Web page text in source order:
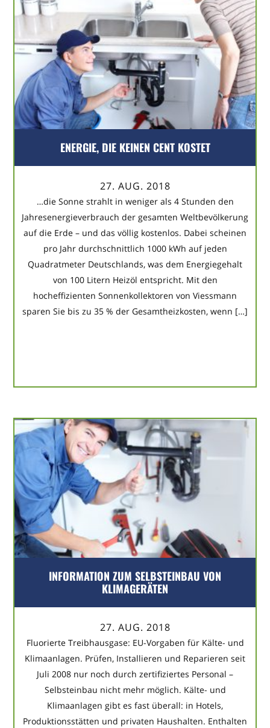
ENERGIE, DIE KEINEN CENT KOSTET
27. AUG. 2018
…die Sonne strahlt in weniger als 4 Stunden den
Jahresenergieverbrauch der gesamten Weltbevölkerung
auf die Erde – und das völlig kostenlos. Dabei scheinen
pro Jahr durchschnittlich 1000 kWh auf jeden
Quadratmeter Deutschlands, was dem Energiegehalt
von 100 Litern Heizöl entspricht. Mit den
hocheffizienten Sonnenkollektoren von Viessmann
sparen Sie bis zu 35 % der Gesamtheizkosten, wenn […]
INFORMATION ZUM SELBSTEINBAU VON
KLIMAGERÄTEN
27. AUG. 2018
Fluorierte Treibhausgase: EU-Vorgaben für Kälte- und
Klimaanlagen. Prüfen, Installieren und Reparieren seit
Juli 2008 nur noch durch zertifiziertes Personal –
Selbsteinbau nicht mehr möglich. Kälte- und
Klimaanlagen gibt es fast überall: in Hotels,
Produktionsstätten und privaten Haushalten. Enthalten